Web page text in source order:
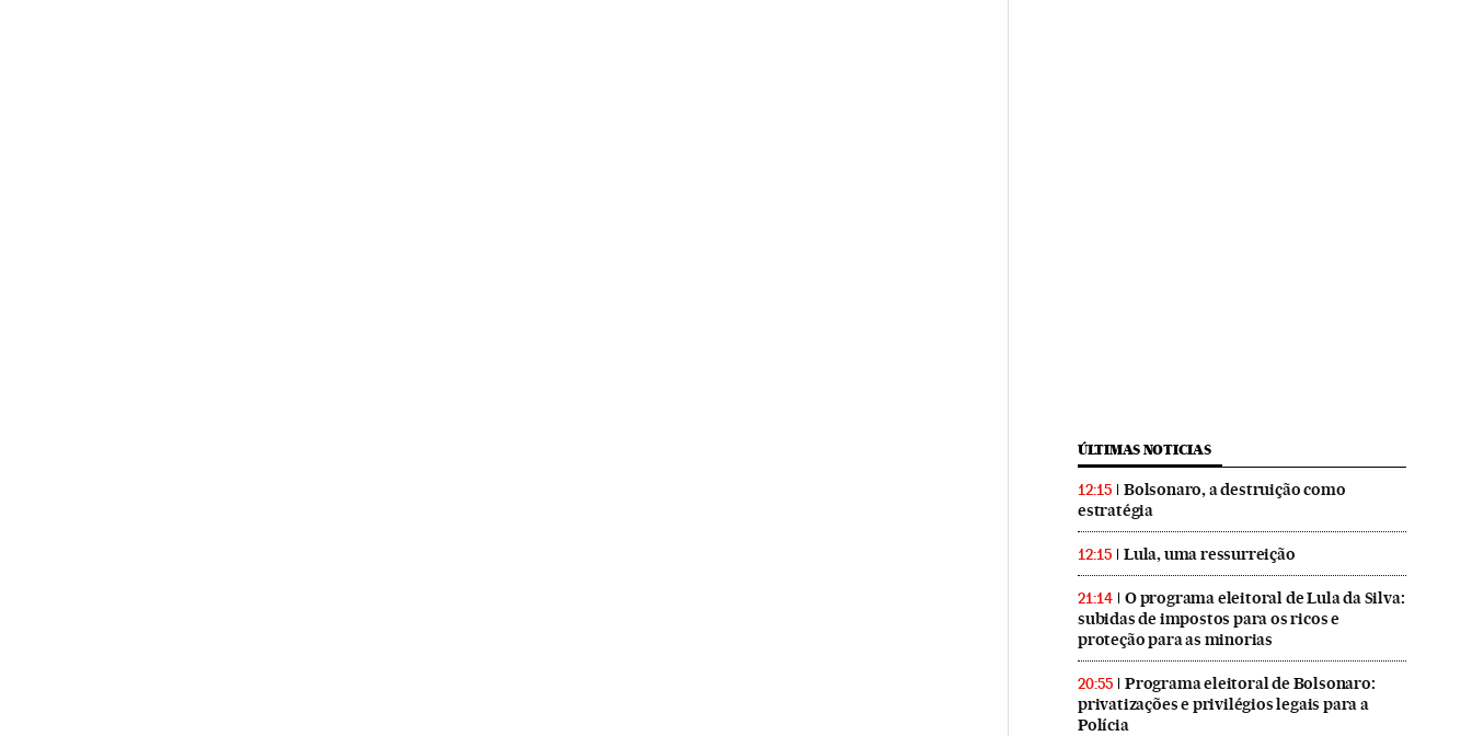
ÚLTIMAS NOTICIAS
12:15
Bolsonaro, a destruição como
estratégia
12:15 Lula, uma ressurreição
21:14
O programa eleitoral de Lula da Silva:
subidas de impostos para os ricos e
proteção para as minorias
20:55
Programa eleitoral de Bolsonaro:
privatizações e privilégios legais para a
Polícia